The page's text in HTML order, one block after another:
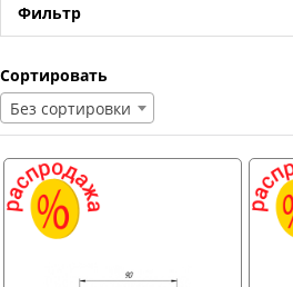
Фильтр
Сортировать
Без сортировки